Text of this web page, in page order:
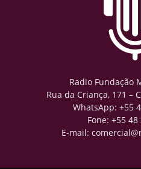
Radio Fundação
Rua da Criança, 171 –
WhatsApp: +55
Fone: +55
E-mail: